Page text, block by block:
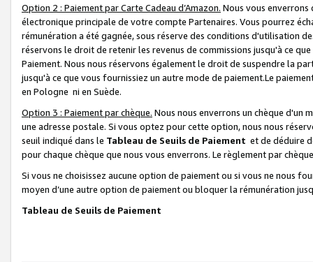
Option 2 : Paiement par Carte Cadeau d’Amazon. Nous vous
électronique principale de votre compte Partenaires. Vous pourrez
rémunération a été gagnée, sous réserve des conditions d'utilisation
réservons le droit de retenir les revenus de commissions jusqu'à ce
Paiement. Nous nous réservons également le droit de suspendre la
jusqu'à ce que vous fournissiez un autre mode de paiement.Le
en Pologne ni en Suède.
Option 3 : Paiement par chèque. Nous nous enverrons un chèque d'un
une adresse postale. Si vous optez pour cette option, nous nous
seuil indiqué dans le Tableau de Seuils de Paiement et de déduire
pour chaque chèque que nous vous enverrons. Le règlement par
Si vous ne choisissez aucune option de paiement ou si vous ne nous
moyen d’une autre option de paiement ou bloquer la rémunération
Tableau de Seuils de Paiement